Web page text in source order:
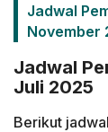
Jadwal
November
Jadwal
Juli 2025
Berikut